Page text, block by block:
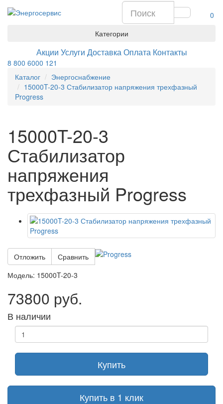
0
Категории
Акции Услуги ДоставкаОплата Контакты
8 800 6000 121
Каталог
Энергоснабжение
15000T-20-3 Стабилизатор напряжения трехфазный
Progress
15000T-20-3
Стабилизатор
напряжения
трехфазный Progress
Отложить
Сравнить
Модель: 15000T-20-3
73800 руб.
В наличии
Купить
Купить в 1 клик